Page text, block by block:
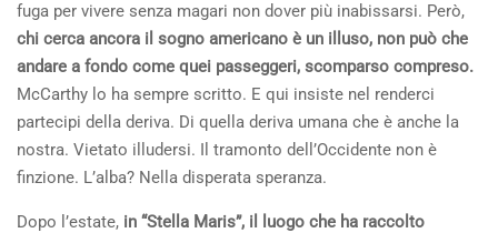
fuga per vivere senza magari non dover più inabissarsi. Però,
chi cerca ancora il sogno americano è un illuso, non può che
andare a fondo come quei passeggeri, scomparso compreso.
McCarthy lo ha sempre scritto. E qui insiste nel renderci
partecipi della deriva. Di quella deriva umana che è anche la
nostra. Vietato illudersi. Il tramonto dell’Occidente non è
finzione. L’alba? Nella disperata speranza.
Dopo l’estate, in “Stella Maris”, il luogo che ha raccolto